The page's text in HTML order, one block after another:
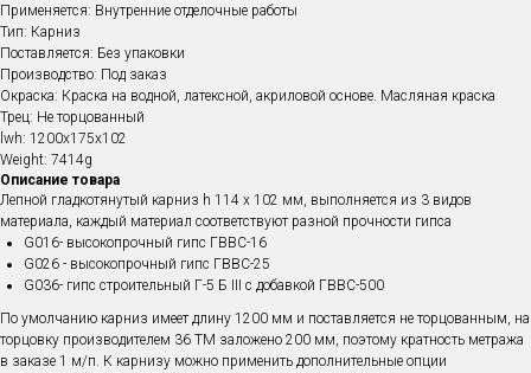
Применяется: Внутренние отделочные работы
Тип: Карниз
Поставляется: Без упаковки
Производство: Под заказ
Окраска: Краска на водной, латексной, акриловой основе. Масляная краска
Трец: Не торцованный
lwh: 1200x175x102
Weight: 7414g
Описание товара
Лепной гладкотянутый карниз h 114 x 102 мм , выполняется из 3 видов
материала, каждый материал соответствуют разной прочности гипса
G016- высокопрочный гипс ГВВС-16
G026 - высокопрочный гипс ГВВС-25
G036- гипс строительный Г-5 Б III с добавкой ГВВС-500
По умолчанию карниз имеет длину 1200 мм и поставляется не торцованным, на
торцовку производителем 36 ТМ заложено 200 мм, поэтому кратность метража
в заказе 1 м/п. К карнизу можно применить дополнительные опции